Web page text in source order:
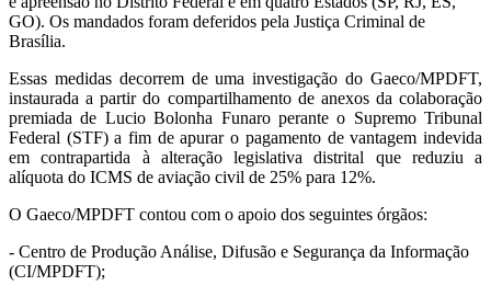
GO). Os mandados foram deferidos pela Justiça Criminal de
Brasília.
Essas medidas decorrem de uma investigação do Gaeco/MPDFT,
instaurada a partir do compartilhamento de anexos da colaboração
premiada de Lucio Bolonha Funaro perante o Supremo Tribunal
Federal (STF) a fim de apurar o pagamento de vantagem indevida
em contrapartida à alteração legislativa distrital que reduziu a
alíquota do ICMS de aviação civil de 25% para 12%.
O Gaeco/MPDFT contou com o apoio dos seguintes órgãos:
- Centro de Produção Análise, Difusão e Segurança da Informação
(CI/MPDFT);